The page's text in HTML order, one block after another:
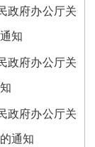
政府办公厅关
知
政府办公厅关
政府办公厅关
通知